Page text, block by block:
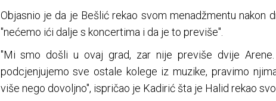
Objasnio je da je Bešlić rekao svom menadžmentu nakon
"nećemo ići dalje s koncertima i da je to previše".
"Mi smo došli u ovaj grad, zar nije previše dvije
podcjenjujemo sve ostale kolege iz muzike, pravimo
više nego dovoljno", ispričao je Kadirić šta je Halid rekao